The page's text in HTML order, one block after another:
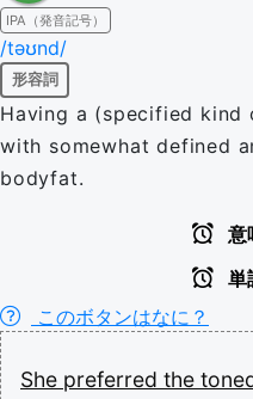
IPA（発音記号）
/təʊnd/
形容詞
Having a (specified
with somewhat defined
bodyfat.
意
単
このボタンはなに？
She preferred the